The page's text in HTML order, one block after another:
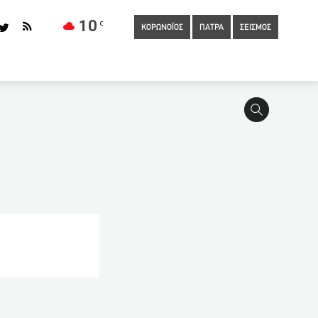
10 C
ΚΟΡΩΝΟΪΟΣ ΠΑΤΡΑ ΣΕΙΣΜΟΣ
Έκθεση «Από αγάπη για την Ελλάδα» στην Περιφέρεια Δυτικής
Επιστολή Φίλια για παράταση των